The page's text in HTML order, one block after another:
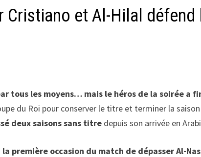
Cristiano et Al-Hilal
tous les moyens… mais le héros de la soirée a
du Roi pour conserver le titre et terminer la
deux saisons sans titre depuis son arrivée en
la première occasion du match de dépasser Al-